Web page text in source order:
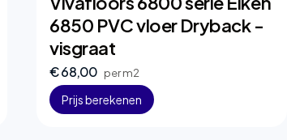
6850 PVC vloer Dryback -
visgraat
€ 68,00 per m2
Prijs berekenen